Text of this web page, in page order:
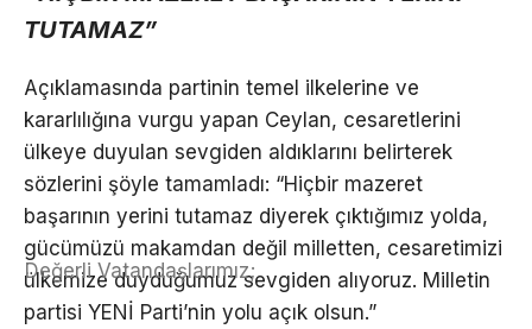
TUTAMAZ”
Açıklamasında partinin temel ilkelerine ve
kararlılığına vurgu yapan Ceylan, cesaretlerini
ülkeye duyulan sevgiden aldıklarını belirterek
sözlerini şöyle tamamladı: “Hiçbir mazeret
başarının yerini tutamaz diyerek çıktığımız yolda,
gücümüzü makamdan değil milletten, cesaretimizi
ülkemize duyduğumuz sevgiden alıyoruz. Milletin
partisi YENİ Parti’nin yolu açık olsun.”
Değerli Vatandaşlarımız;